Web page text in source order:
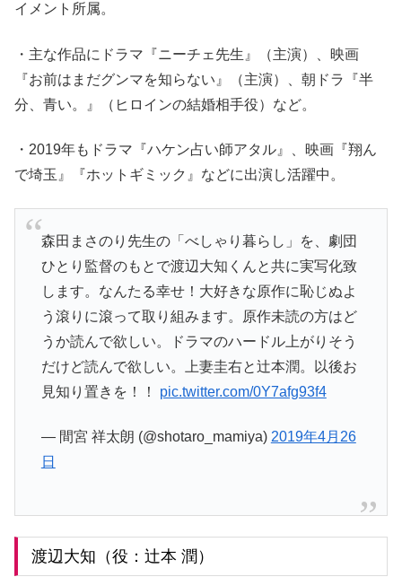
イメント所属。
・主な作品にドラマ『ニーチェ先生』（主演）、映画
『お前はまだグンマを知らない』（主演）、朝ドラ『半
分、青い。』（ヒロインの結婚相手役）など。
・2019年もドラマ『ハケン占い師アタル』、映画『翔ん
で埼玉』『ホットギミック』などに出演し活躍中。
森田まさのり先生の「べしゃり暮らし」を、劇団
ひとり監督のもとで渡辺大知くんと共に実写化致
します。なんたる幸せ！大好きな原作に恥じぬよ
う滾りに滾って取り組みます。原作未読の方はど
うか読んで欲しい。ドラマのハードル上がりそう
だけど読んで欲しい。上妻圭右と辻本潤。以後お
見知り置きを！！ pic.twitter.com/0Y7afg93f4
— 間宮 祥太朗 (@shotaro_mamiya) 2019年4月26
日
渡辺大知（役：辻本 潤）